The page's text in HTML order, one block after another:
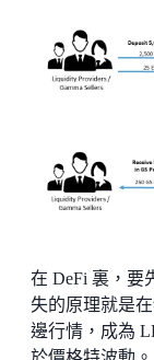
在 DeFi 裏，要
失的原理就是
邊行情，成為